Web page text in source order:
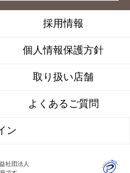
採用情報
個人情報保護方針
取り扱い店舗
よくあるご質問
ン
社団法人